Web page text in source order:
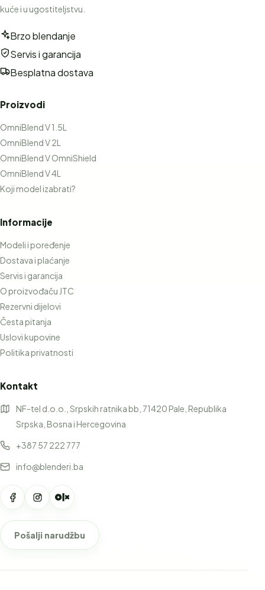
kuće i u ugostiteljstvu.
Brzo blendanje
Servis i garancija
Besplatna dostava
Proizvodi
OmniBlend V 1.5L
OmniBlend V 2L
OmniBlend V OmniShield
OmniBlend V 4L
Koji model izabrati?
Informacije
Modeli i poređenje
Dostava i plaćanje
Servis i garancija
O proizvođaču JTC
Rezervni dijelovi
Česta pitanja
Uslovi kupovine
Politika privatnosti
Kontakt
NF-tel d.o.o., Srpskih ratnika bb, 71420 Pale, Republika
Srpska, Bosna i Hercegovina
+387 57 222 777
info@blenderi.ba
Pošalji narudžbu